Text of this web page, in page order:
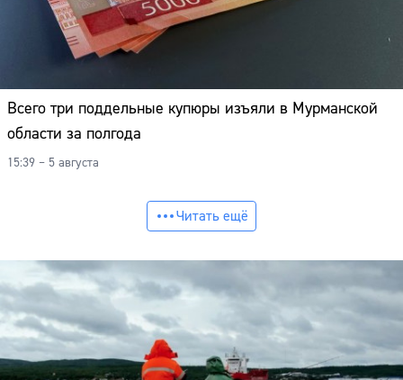
Всего три поддельные купюры изъяли в Мурманской
области за полгода
15:39 – 5 августа
Читать ещё